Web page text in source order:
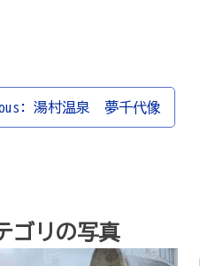
湯村温泉 夢千代像
ゴリの写真